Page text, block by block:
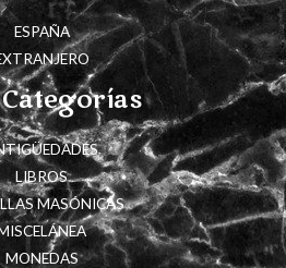
ESPAÑA
LIBROS
MASÓNICAS
MONEDAS